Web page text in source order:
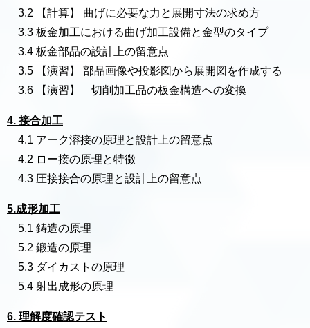
3.2 【計算】 曲げに必要な力と展開寸法の求め方
3.3 板金加工における曲げ加工設備と金型のタイプ
3.4 板金部品の設計上の留意点
3.5 【演習】 部品画像や投影図から展開図を作成する
3.6 【演習】 切削加工品の板金構造への変換
4. 接合加工
4.1 アーク溶接の原理と設計上の留意点
4.2 ロー接の原理と特徴
4.3 圧接接合の原理と設計上の留意点
5.成形加工
5.1 鋳造の原理
5.2 鍛造の原理
5.3 ダイカストの原理
5.4 射出成形の原理
6. 理解度確認テスト